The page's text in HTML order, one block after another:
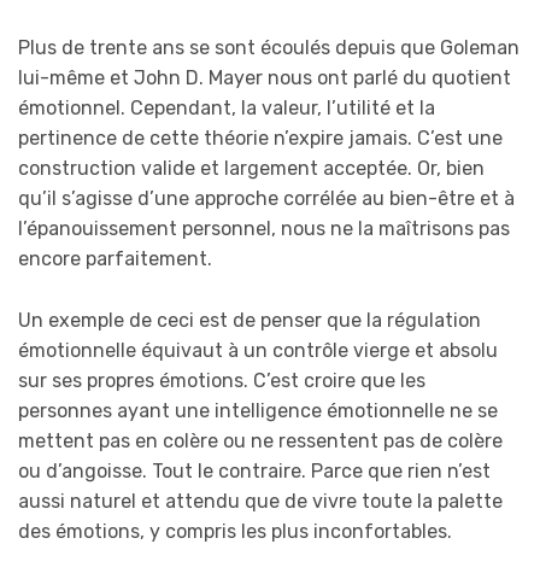
Plus de trente ans se sont écoulés depuis que Goleman
lui-même et John D. Mayer nous ont parlé du quotient
émotionnel. Cependant, la valeur, l’utilité et la
pertinence de cette théorie n’expire jamais. C’est une
construction valide et largement acceptée. Or, bien
qu’il s’agisse d’une approche corrélée au bien-être et à
l’épanouissement personnel, nous ne la maîtrisons pas
encore parfaitement.
Un exemple de ceci est de penser que la régulation
émotionnelle équivaut à un contrôle vierge et absolu
sur ses propres émotions. C’est croire que les
personnes ayant une intelligence émotionnelle ne se
mettent pas en colère ou ne ressentent pas de colère
ou d’angoisse. Tout le contraire. Parce que rien n’est
aussi naturel et attendu que de vivre toute la palette
des émotions, y compris les plus inconfortables.